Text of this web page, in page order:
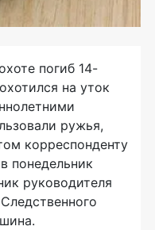
погиб 14-
на уток
ружья,
корреспонденту
понедельник
руководителя